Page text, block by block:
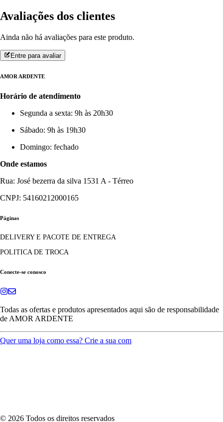
Avaliações dos clientes
Ainda não há avaliações para este produto.
Entre para avaliar
AMOR ARDENTE
Horário de atendimento
Segunda a sexta: 9h às 20h30
Sábado: 9h às 19h30
Domingo: fechado
Onde estamos
Rua: José bezerra da silva 1531 A - Térreo
CNPJ: 54160212000165
Páginas
DELIVERY E PACOTE DE ENTREGA
POLITICA DE TROCA
Conecte-se conosco
Todas as ofertas e produtos apresentados aqui são de responsabilidade
de AMOR ARDENTE
Quer uma loja como essa? Crie a sua com
© 2026 Todos os direitos reservados